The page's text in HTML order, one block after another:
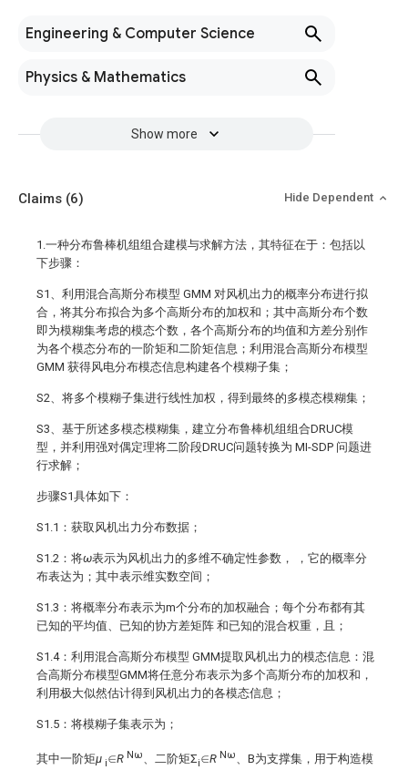
Engineering & Computer Science
Physics & Mathematics
Show more
Claims (6) Hide Dependent
1.一种分布鲁棒机组组合建模与求解方法，其特征在于：包括以
下步骤：
S1、利用混合高斯分布模型 GMM 对风机出力的概率分布进行拟
合，将其分布拟合为多个高斯分布的加权和；其中高斯分布个数
即为模糊集考虑的模态个数，各个高斯分布的均值和方差分别作
为各个模态分布的一阶矩和二阶矩信息；利用混合高斯分布模型
GMM 获得风电分布模态信息构建各个模糊子集；
S2、将多个模糊子集进行线性加权，得到最终的多模态模糊集；
S3、基于所述多模态模糊集，建立分布鲁棒机组组合DRUC模
型，并利用强对偶定理将二阶段DRUC问题转换为 MI-SDP 问题进
行求解；
步骤S1具体如下：
S1.1：获取风机出力分布数据；
S1.2：将ω表示为风机出力的多维不确定性参数，
，它的概率分
布表达为 ；其中表示维实数空间；
S1.3：将概率分布表示为m个分布的加权融合 ；每个分布都有其
已知的平均值、已知的协方差矩阵 和已知的混合权重 ， 且 ；
S1.4：利用混合高斯分布模型 GMM提取风机出力的模态信息 ：混
合高斯分布模型GMM将任意分布表示为多个高斯分布的加权和，
利用极大似然估计得到风机出力的各模态信息 ；
S1.5：将模糊子集表示为；
其中一阶矩μ i∈R Nω、二阶矩Σi∈R Nω、B为支撑集，用于构造模